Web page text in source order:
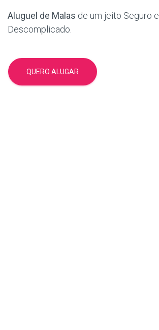
Aluguel de Malas de um jeito Seguro e
Descomplicado.
QUERO ALUGAR